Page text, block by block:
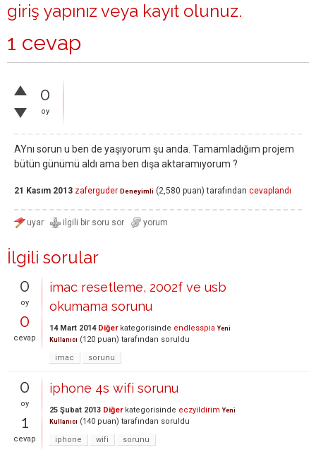
giriş yapınız veya kayıt olunuz.
1 cevap
0
oy
AYnı sorun u ben de yaşıyorum şu anda. Tamamladığım projem
bütün günümü aldı ama ben dışa aktaramıyorum ?
21 Kasım 2013 zaferguder Deneyimli (2,580 puan) tarafından cevaplandı
İlgili sorular
0
oy
0
cevap
imac resetleme, 2002f ve usb
okumama sorunu
14 Mart 2014 Diğerkategorisinde endlesspia Yeni
Kullanıcı (120 puan) tarafından soruldu
imac
sorunu
0
oy
1
cevap
iphone 4s wifi sorunu
25 Şubat 2013 Diğerkategorisinde eczyildirim Yeni
Kullanıcı (140 puan) tarafından soruldu
iphone
wifi sorunu